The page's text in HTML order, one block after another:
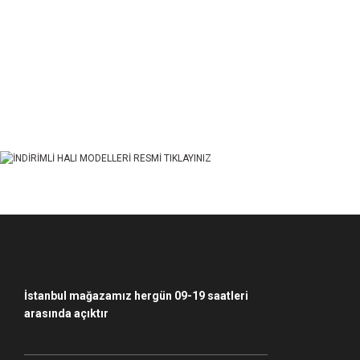
Ürün fiyatı diğer sitelerden daha pahalı.
İstanbul mağazamız hergün 09-19 saatleri
arasında açıktır